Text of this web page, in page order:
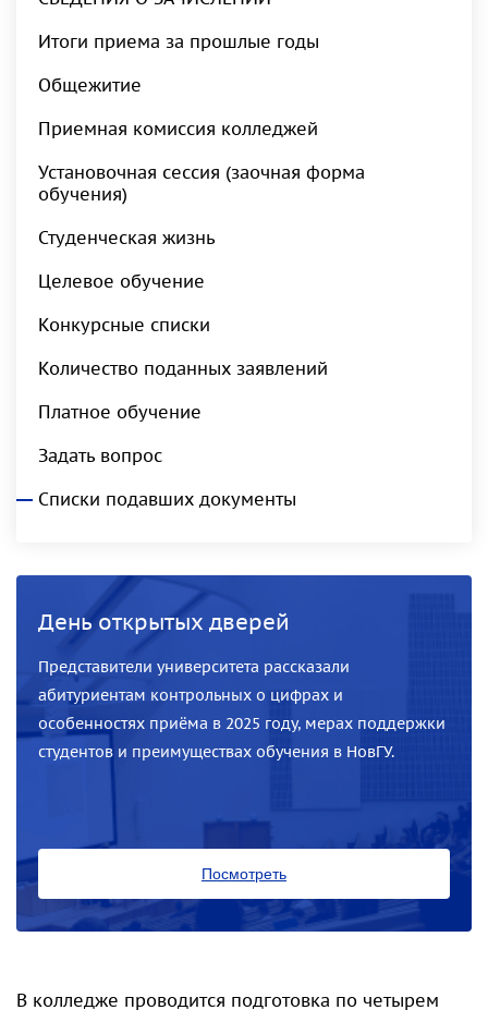
Итоги приема за прошлые годы
Общежитие
Приемная комиссия колледжей
Установочная сессия (заочная форма
обучения)
Студенческая жизнь
Целевое обучение
Конкурсные списки
Количество поданных заявлений
Платное обучение
Задать вопрос
Списки подавших документы
День открытых дверей
Представители университета рассказали
абитуриентам контрольных о цифрах и
особенностях приёма в 2025 году, мерах поддержки
студентов и преимуществах обучения в НовГУ.
Посмотреть
В колледже проводится подготовка по четырем